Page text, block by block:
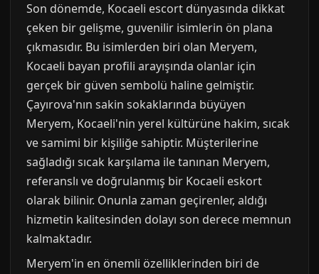
Son dönemde, Kocaeli escort dünyasında dikkat
çeken bir gelişme, guvenilir isimlerin ön plana
çıkmasıdır. Bu isimlerden biri olan Meryem,
Kocaeli bayan profili arayışında olanlar için
gerçek bir güven sembolü haline gelmiştir.
Çayırova'nın sakin sokaklarında büyüyen
Meryem, Kocaeli'nin yerel kültürüne hakim, sıcak
ve samimi bir kişiliğe sahiptir. Müşterilerine
sağladığı sıcak karşılama ile tanınan Meryem,
referanslı ve doğrulanmış bir Kocaeli eskort
olarak bilinir. Onunla zaman geçirenler, aldığı
hizmetin kalitesinden dolayı son derece memnun
kalmaktadır.
Meryem'in en önemli özelliklerinden biri de